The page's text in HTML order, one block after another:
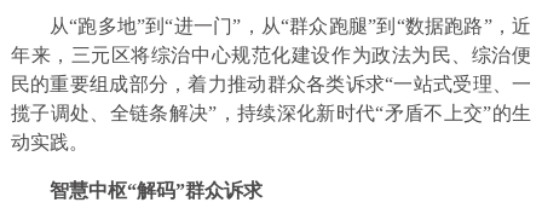
从“跑多地”到“进一门”，从“群众跑腿”到“数据跑路”，近
年来，三元区将综治中心规范化建设作为政法为民、综治便
民的重要组成部分，着力推动群众各类诉求“一站式受理、一
揽子调处、全链条解决”，持续深化新时代“矛盾不上交”的生
动实践。
智慧中枢“解码”群众诉求